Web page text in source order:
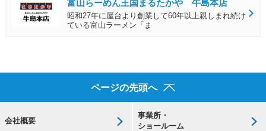
富山らーめん王国まるたかや 牛島本店
昭和27年に屋台より創業して60年以上親しまれ続け
ている富山ラーメン「ま
ページの先頭へ
会社概要
事業所・
ショールーム